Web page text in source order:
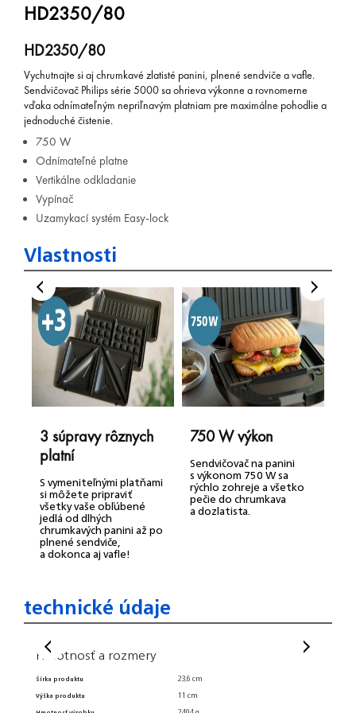
HD2350/80
HD2350/80
Vychutnajte si aj chrumkavé zlatisté panini, plnené sendviče a vafle.
Sendvičovač Philips série 5000 sa ohrieva výkonne a rovnomerne
vďaka odnímateľným nepriľnavým platniam pre maximálne pohodlie a
jednoduché čistenie.
750 W
Odnímateľné platne
Vertikálne odkladanie
Vypínač
Uzamykací systém Easy-lock
Vlastnosti
3 súpravy rôznych
platní
S vymeniteľnými platňami
si môžete pripraviť
všetky vaše obľúbené
jedlá od dlhých
chrumkavých panini až po
plnené sendviče,
a dokonca aj vafle!
750 W výkon
Sendvičovač na panini
s výkonom 750 W sa
rýchlo zohreje a všetko
pečie do chrumkava
a dozlatista.
technické údaje
Hmotnosť a rozmery
Šírka produktu
Výška produktu
23,6 cm
11 cm